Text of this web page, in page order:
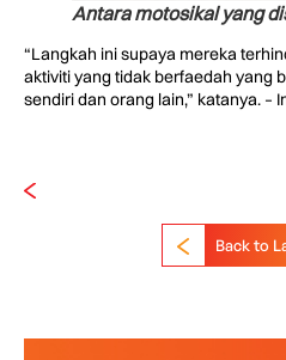
Antara motosikal yang
“Langkah ini supaya mereka
aktiviti yang tidak berfaedah yang
sendiri dan orang lain,” katanya. –
Back to